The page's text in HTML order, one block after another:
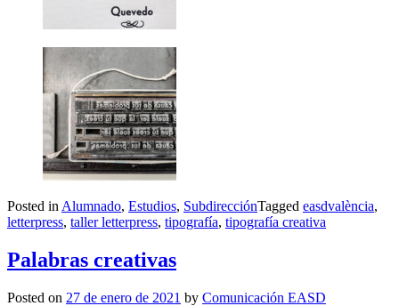
Posted in Alumnado, Estudios, SubdirecciónTagged easdvalència,
letterpress, taller letterpress, tipografía, tipografía creativa
Palabras creativas
Posted on 27 de enero de 2021 by Comunicación EASD